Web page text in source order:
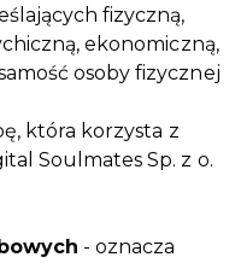
fizyczną,
ekonomiczną,
osoby fizycznej
która korzysta z
Soulmates Sp. z o.
- oznacza